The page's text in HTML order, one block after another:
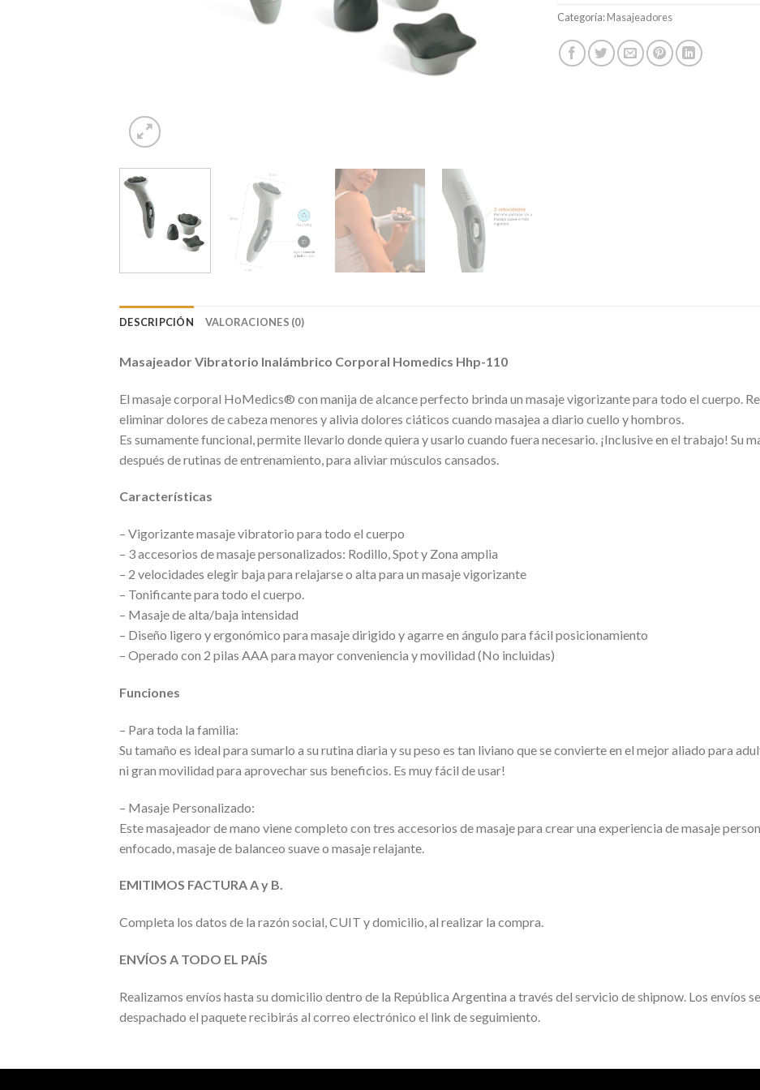
Categoría:Masajeadores
DESCRIPCIÓN VALORACIONES (0)
Masajeador Vibratorio Inalámbrico Corporal Homedics Hhp-110
El masaje corporal HoMedics® con manija de alcance perfecto brinda un masaje vigorizante para todo el cuerpo.
eliminar dolores de cabeza menores y alivia dolores ciáticos cuando masajea a diario cuello y hombros.
Es sumamente funcional, permite llevarlo donde quiera y usarlo cuando fuera necesario. ¡Inclusive en el trabajo! Su
después de rutinas de entrenamiento, para aliviar músculos cansados.
Características
– Vigorizante masaje vibratorio para todo el cuerpo
– 3 accesorios de masaje personalizados: Rodillo, Spot y Zona amplia
– 2 velocidades elegir baja para relajarse o alta para un masaje vigorizante
– Tonificante para todo el cuerpo.
– Masaje de alta/baja intensidad
– Diseño ligero y ergonómico para masaje dirigido y agarre en ángulo para fácil posicionamiento
– Operado con 2 pilas AAA para mayor conveniencia y movilidad (No incluidas)
Funciones
– Para toda la familia:
Su tamaño es ideal para sumarlo a su rutina diaria y su peso es tan liviano que se convierte en el mejor aliado para
ni gran movilidad para aprovechar sus beneficios. Es muy fácil de usar!
– Masaje Personalizado:
Este masajeador de mano viene completo con tres accesorios de masaje para crear una experiencia de masaje
enfocado, masaje de balanceo suave o masaje relajante.
EMITIMOS FACTURA A y B.
Completa los datos de la razón social, CUIT y domicilio, al realizar la compra.
ENVÍOS A TODO EL PAÍS
Realizamos envíos hasta su domicilio dentro de la República Argentina a través del servicio de shipnow. Los envíos
despachado el paquete recibirás al correo electrónico el link de seguimiento.